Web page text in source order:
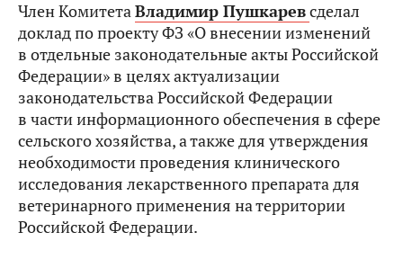
Член КомитетаВладимир Пушкаревсделал
доклад по проекту ФЗ «О внесении изменений
в отдельные законодательные акты Российской
Федерации» в целях актуализации
законодательства Российской Федерации
в части информационного обеспечения в сфере
сельского хозяйства, а также для утверждения
необходимости проведения клинического
исследования лекарственного препарата для
ветеринарного применения на территории
Российской Федерации.